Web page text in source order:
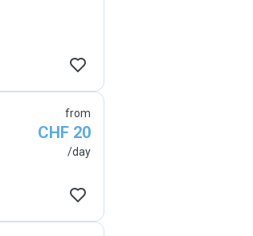
from
CHF 20
/day